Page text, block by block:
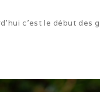
c’est le début